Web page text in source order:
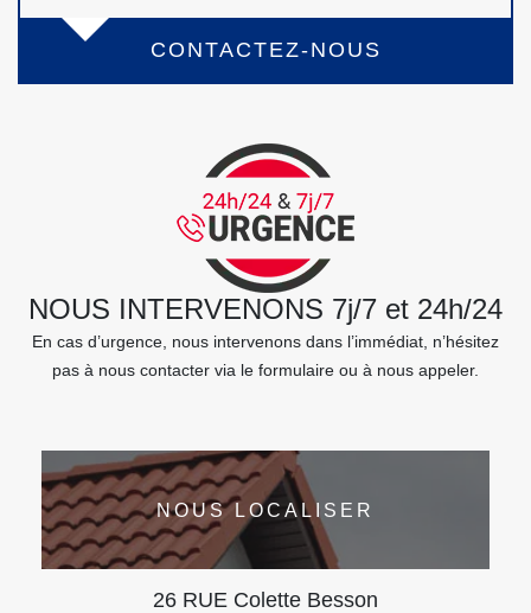
CONTACTEZ-NOUS
NOUS INTERVENONS 7j/7 et 24h/24
En cas d’urgence, nous intervenons dans l’immédiat, n’hésitez
pas à nous contacter via le formulaire ou à nous appeler.
NOUS LOCALISER
26 RUE Colette Besson